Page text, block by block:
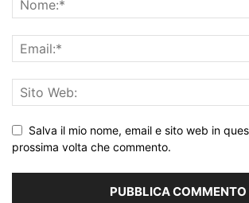
Salva il mio nome, email e sito web in
prossima volta che commento.